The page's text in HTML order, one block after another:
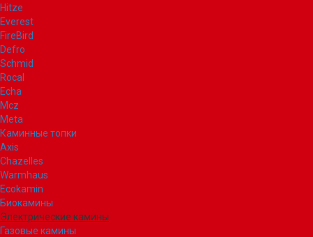
Hitze
Everest
FireBird
Defro
Schmid
Rocal
Echa
Mcz
Meta
Каминные топки
Axis
Chazelles
Warmhaus
Ecokamin
Биокамины
Электрические камины
Газовые камины